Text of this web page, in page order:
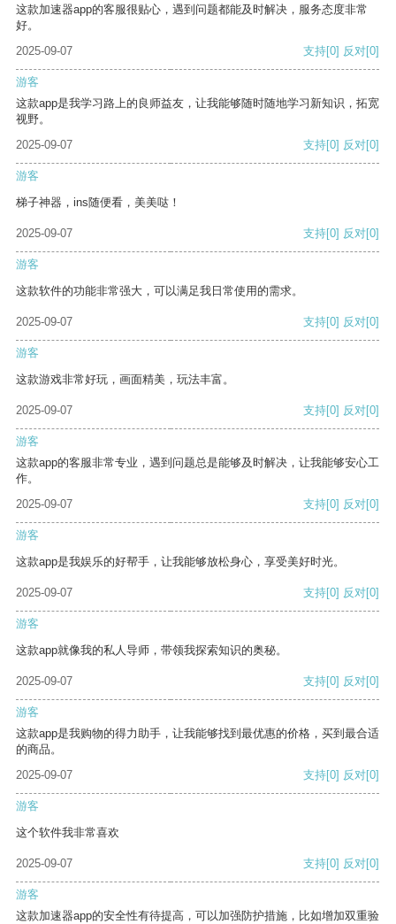
这款加速器app的客服很贴心，遇到问题都能及时解决，服务态度非常
好。
2025-09-07
支持[0] 反对[0]
游客
这款app是我学习路上的良师益友，让我能够随时随地学习新知识，拓宽
视野。
2025-09-07
支持[0] 反对[0]
游客
梯子神器，ins随便看，美美哒！
2025-09-07 支持[0] 反对[0]
游客
这款软件的功能非常强大，可以满足我日常使用的需求。
2025-09-07 支持[0] 反对[0]
游客
这款游戏非常好玩，画面精美，玩法丰富。
2025-09-07 支持[0] 反对[0]
游客
这款app的客服非常专业，遇到问题总是能够及时解决，让我能够安心工
作。
2025-09-07
支持[0] 反对[0]
游客
这款app是我娱乐的好帮手，让我能够放松身心，享受美好时光。
2025-09-07 支持[0] 反对[0]
游客
这款app就像我的私人导师，带领我探索知识的奥秘。
2025-09-07 支持[0] 反对[0]
游客
这款app是我购物的得力助手，让我能够找到最优惠的价格，买到最合适
的商品。
2025-09-07
支持[0] 反对[0]
游客
这个软件我非常喜欢
2025-09-07 支持[0] 反对[0]
游客
这款加速器app的安全性有待提高，可以加强防护措施，比如增加双重验